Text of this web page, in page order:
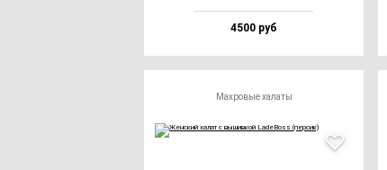
4500 руб
Махровые халаты